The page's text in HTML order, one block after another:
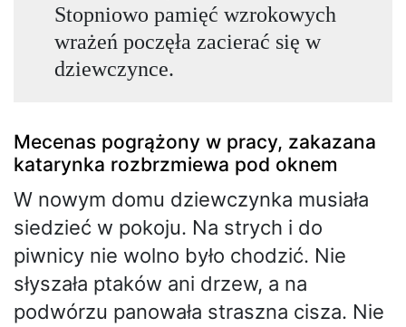
Stopniowo pamięć wzrokowych
wrażeń poczęła zacierać się w
dziewczynce.
Mecenas pogrążony w pracy, zakazana
katarynka rozbrzmiewa pod oknem
W nowym domu dziewczynka musiała
siedzieć w pokoju. Na strych i do
piwnicy nie wolno było chodzić. Nie
słyszała ptaków ani drzew, a na
podwórzu panowała straszna cisza. Nie